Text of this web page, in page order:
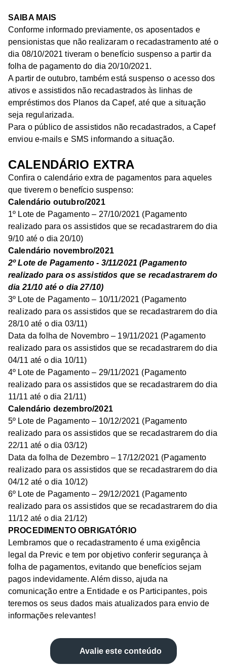
SAIBA MAIS
Conforme informado previamente, os aposentados e
pensionistas que não realizaram o recadastramento até o
dia 08/10/2021 tiveram o benefício suspenso a partir da
folha de pagamento do dia 20/10/2021.
A partir de outubro, também está suspenso o acesso dos
ativos e assistidos não recadastrados às linhas de
empréstimos dos Planos da Capef, até que a situação
seja regularizada.
Para o público de assistidos não recadastrados, a Capef
enviou e-mails e SMS informando a situação.
CALENDÁRIO EXTRA
Confira o calendário extra de pagamentos para aqueles
que tiverem o benefício suspenso:
Calendário outubro/2021
1º Lote de Pagamento – 27/10/2021 (Pagamento
realizado para os assistidos que se recadastrarem do dia
9/10 até o dia 20/10)
Calendário novembro/2021
2º Lote de Pagamento - 3/11/2021 (Pagamento
realizado para os assistidos que se recadastrarem do
dia 21/10 até o dia 27/10)
3º Lote de Pagamento – 10/11/2021 (Pagamento
realizado para os assistidos que se recadastrarem do dia
28/10 até o dia 03/11)
Data da folha de Novembro – 19/11/2021 (Pagamento
realizado para os assistidos que se recadastrarem do dia
04/11 até o dia 10/11)
4º Lote de Pagamento – 29/11/2021 (Pagamento
realizado para os assistidos que se recadastrarem do dia
11/11 até o dia 21/11)
Calendário dezembro/2021
5º Lote de Pagamento – 10/12/2021 (Pagamento
realizado para os assistidos que se recadastrarem do dia
22/11 até o dia 03/12)
Data da folha de Dezembro – 17/12/2021 (Pagamento
realizado para os assistidos que se recadastrarem do dia
04/12 até o dia 10/12)
6º Lote de Pagamento – 29/12/2021 (Pagamento
realizado para os assistidos que se recadastrarem do dia
11/12 até o dia 21/12)
PROCEDIMENTO OBRIGATÓRIO
Lembramos que o recadastramento é uma exigência
legal da Previc e tem por objetivo conferir segurança à
folha de pagamentos, evitando que benefícios sejam
pagos indevidamente. Além disso, ajuda na
comunicação entre a Entidade e os Participantes, pois
teremos os seus dados mais atualizados para envio de
informações relevantes!
Avalie este conteúdo